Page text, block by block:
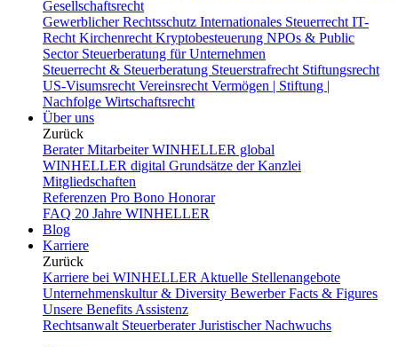
Gesellschaftsrecht
Gewerblicher Rechtsschutz Internationales Steuerrecht IT-
Recht Kirchenrecht Kryptobesteuerung NPOs & Public
Sector Steuerberatung für Unternehmen
Steuerrecht & Steuerberatung Steuerstrafrecht Stiftungsrecht
US-Visumsrecht Vereinsrecht Vermögen | Stiftung |
Nachfolge Wirtschaftsrecht
Über uns
Zurück
BeraterMitarbeiterWINHELLER global
WINHELLER digital Grundsätze der Kanzlei
Mitgliedschaften
Referenzen Pro Bono Honorar
FAQ 20 Jahre WINHELLER
Blog
Karriere
Zurück
Karriere bei WINHELLER Aktuelle Stellenangebote
Unternehmenskultur & Diversity Bewerber Facts & Figures
Unsere Benefits Assistenz
Rechtsanwalt SteuerberaterJuristischer Nachwuchs